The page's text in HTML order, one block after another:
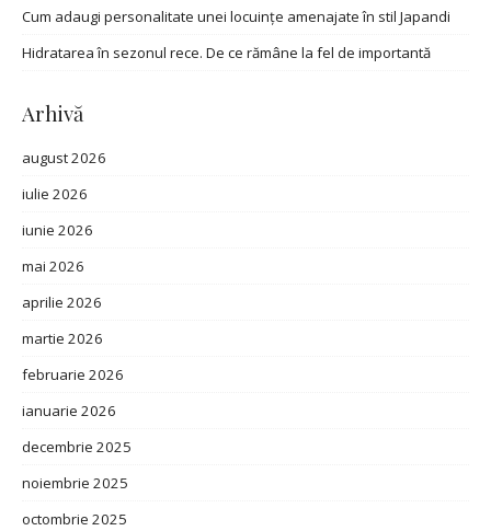
Cum adaugi personalitate unei locuințe amenajate în stil Japandi
Hidratarea în sezonul rece. De ce rămâne la fel de importantă
Arhivă
august 2026
iulie 2026
iunie 2026
mai 2026
aprilie 2026
martie 2026
februarie 2026
ianuarie 2026
decembrie 2025
noiembrie 2025
octombrie 2025